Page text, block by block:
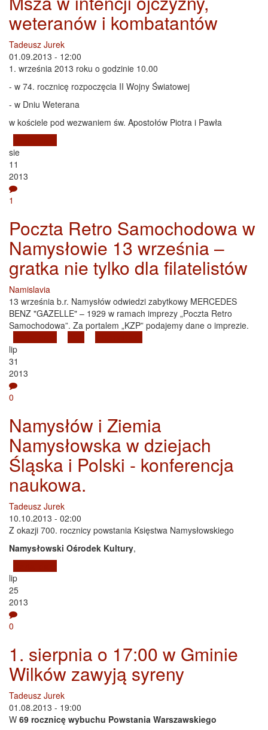
weteranów i kombatantów
Tadeusz Jurek
01.09.2013 - 12:00
1. września 2013 roku o godzinie 10.00
- w 74. rocznicę rozpoczęcia II Wojny Światowej
- w Dniu Weterana
w kościele pod wezwaniem św. Apostołów Piotra i Pawła
sie
11
2013
1
Poczta Retro Samochodowa w
Namysłowie 13 września –
gratka nie tylko dla filatelistów
Namislavia
13 września b.r. Namysłów odwiedzi zabytkowy MERCEDES
BENZ "GAZELLE" – 1929 w ramach imprezy „Poczta Retro
Samochodowa”. Za portalem „KZP” podajemy dane o imprezie.
lip
31
2013
0
Namysłów i Ziemia
Namysłowska w dziejach
Śląska i Polski - konferencja
naukowa.
Tadeusz Jurek
10.10.2013 - 02:00
Z okazji 700. rocznicy powstania Księstwa Namysłowskiego
Namysłowski Ośrodek Kultury,
lip
25
2013
0
1. sierpnia o 17:00 w Gminie
Wilków zawyją syreny
Tadeusz Jurek
01.08.2013 - 19:00
W 69 rocznicę wybuchu Powstania Warszawskiego